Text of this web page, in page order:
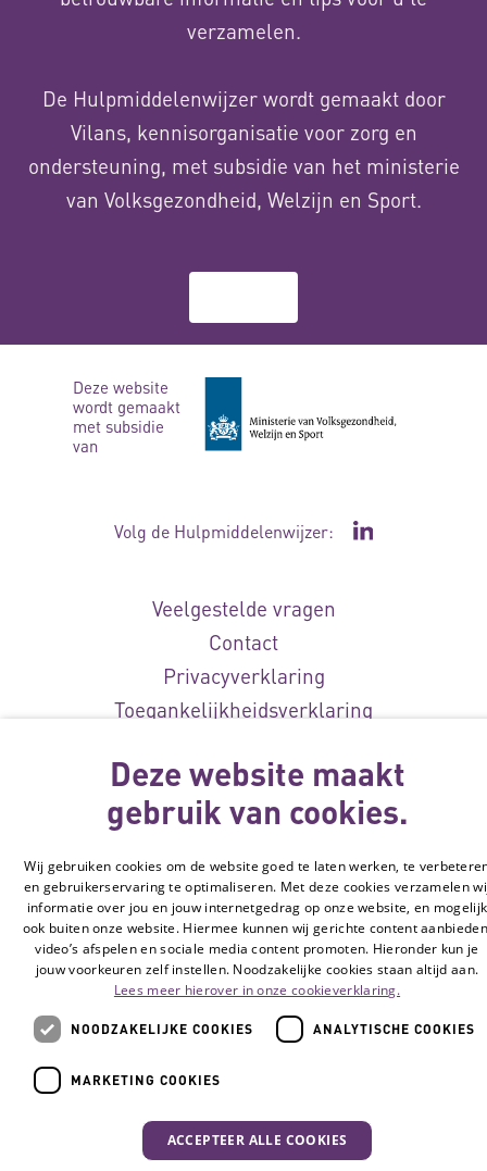
verzamelen.
De Hulpmiddelenwijzer wordt gemaakt door
Vilans, kennisorganisatie voor zorg en
ondersteuning, met subsidie van het ministerie
van Volksgezondheid, Welzijn en Sport.
Deze website
wordt gemaakt
met subsidie
van
Volg de Hulpmiddelenwijzer: Ga naar de
Veelgestelde vragen
Contact
Privacyverklaring
Toegankelijkheidsverklaring
Cookie-instellingen
© Vilans, 2026
Deze website maakt
gebruik van cookies.
Wij gebruiken cookies om de website goed te laten werken, te
en gebruikerservaring te optimaliseren. Met deze cookies verzamelen
informatie over jou en jouw internetgedrag op onze website, en mogelijk
ook buiten onze website. Hiermee kunnen wij gerichte content
video’s afspelen en sociale media content promoten. Hieronder kun je
jouw voorkeuren zelf instellen. Noodzakelijke cookies staan altijd aan.
Lees meer hierover in onze cookieverklaring.
NOODZAKELIJKE COOKIES ANALYTISCHE COOKIES
MARKETING COOKIES
ACCEPTEER ALLE COOKIES